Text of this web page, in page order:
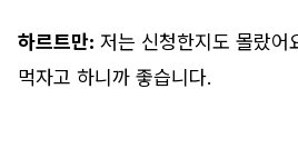
하르트만: 저는 신청한지도 몰랐어
먹자고 하니까 좋습니다.